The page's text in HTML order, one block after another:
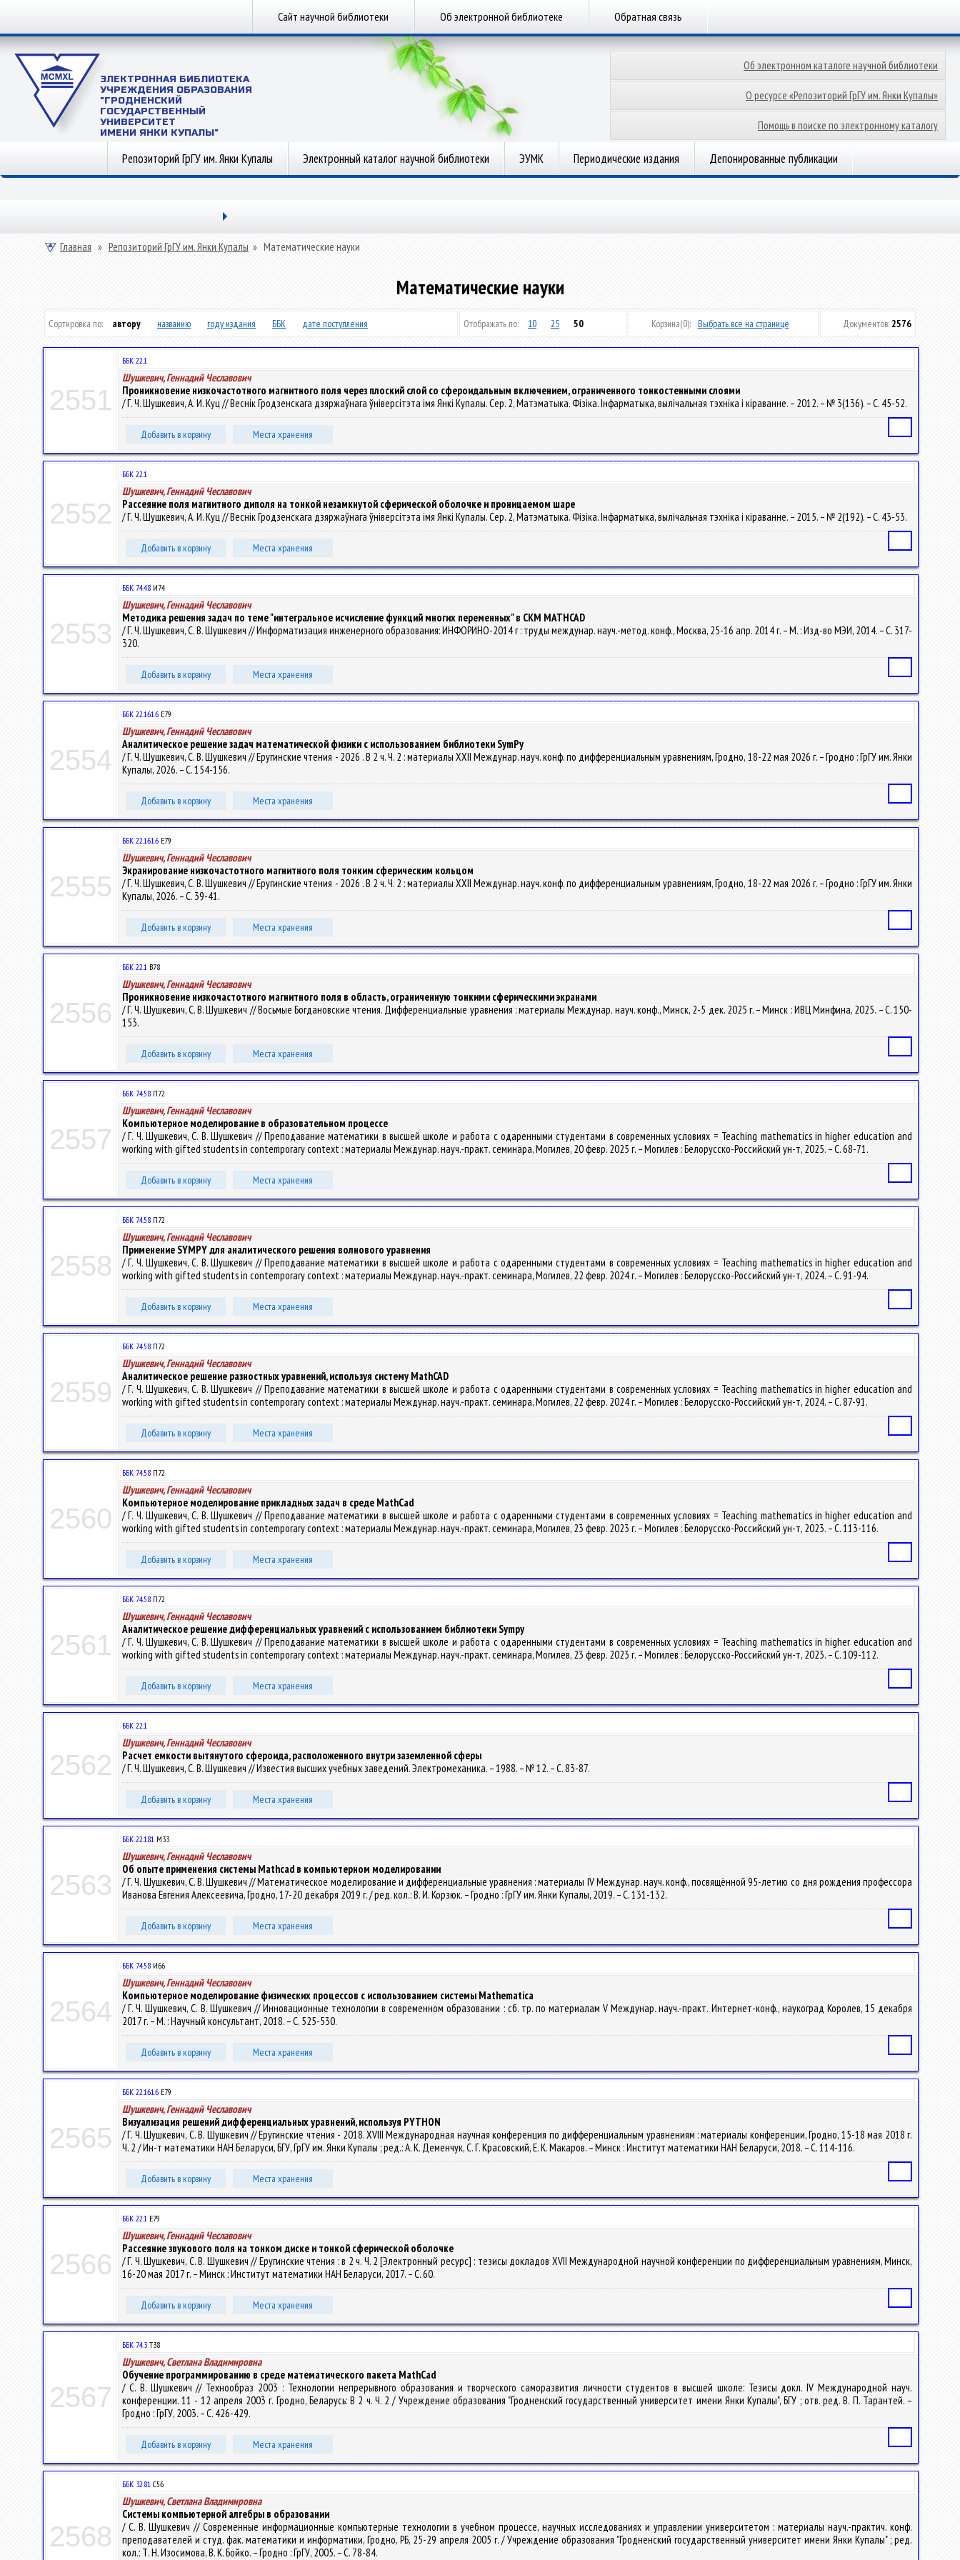
Сайт научной библиотеки Об электронной библиотеке Обратная связь
ЭЛЕКТРОННАЯ БИБЛИОТЕКА
УЧРЕЖДЕНИЯ ОБРАЗОВАНИЯ
"ГРОДНЕНСКИЙ
ГОСУДАРСТВЕННЫЙ
УНИВЕРСИТЕТ
ИМЕНИ ЯНКИ КУПАЛЫ"
Об электронном каталоге научной библиотеки
О ресурсе «Репозиторий ГрГУ им. Янки Купалы»
Помощь в поиске по электронному каталогу
Репозиторий ГрГУ им. Янки Купалы Электронный каталог научной библиотеки ЭУМК Периодические издания Депонированные публикации
Главная » Репозиторий ГрГУ им. Янки Купалы » Математические науки
Математические науки
Сортировка по: автору названию году издания ББК дате поступления Отображать по: 10 25 50 Корзина(0): Выбрать все на странице Документов: 2576
2551
ББК 22.1
Шушкевич, Геннадий Чеславович
Проникновение низкочастотного магнитного поля через плоский слой со сфероидальным включением, ограниченного тонкостенными слоями
/ Г. Ч. Шушкевич, А. И. Куц // Веснік Гродзенскага дзяржаўнага ўніверсітэта імя Янкі Купалы. Сер. 2, Матэматыка. Фізіка. Інфарматыка, вылічальная тэхніка і кіраванне. – 2012. – № 3(136). – С. 45-52.
Добавить в корзину Места хранения
2552
ББК 22.1
Шушкевич, Геннадий Чеславович
Рассеяние поля магнитного диполя на тонкой незамкнутой сферической оболочке и проницаемом шаре
/ Г. Ч. Шушкевич, А. И. Куц // Веснік Гродзенскага дзяржаўнага ўніверсітэта імя Янкі Купалы. Сер. 2, Матэматыка. Фізіка. Інфарматыка, вылічальная тэхніка і кіраванне. – 2015. – № 2(192). – С. 43-53.
Добавить в корзину Места хранения
2553
ББК 74.48 И74
Шушкевич, Геннадий Чеславович
Методика решения задач по теме "интегральное исчисление функций многих переменных" в СКМ MATHCAD
/ Г. Ч. Шушкевич, С. В. Шушкевич // Информатизация инженерного образования: ИНФОРИНО-2014 г : труды междунар. науч.-метод. конф., Москва, 25-16 апр. 2014 г. – М. : Изд-во МЭИ, 2014. – С. 317-
320.
Добавить в корзину Места хранения
2554
ББК 22.161.6 Е79
Шушкевич, Геннадий Чеславович
Аналитическое решение задач математической физики с использованием библиотеки SymРy
/ Г. Ч. Шушкевич, С. В. Шушкевич // Еругинские чтения - 2026 . В 2 ч. Ч. 2 : материалы XXII Междунар. науч. конф. по дифференциальным уравнениям, Гродно, 18-22 мая 2026 г. – Гродно : ГрГУ им. Янки
Купалы, 2026. – С. 154-156.
Добавить в корзину Места хранения
2555
ББК 22.161.6 Е79
Шушкевич, Геннадий Чеславович
Экранирование низкочастотного магнитного поля тонким сферическим кольцом
/ Г. Ч. Шушкевич, С. В. Шушкевич // Еругинские чтения - 2026 . В 2 ч. Ч. 2 : материалы XXII Междунар. науч. конф. по дифференциальным уравнениям, Гродно, 18-22 мая 2026 г. – Гродно : ГрГУ им. Янки
Купалы, 2026. – С. 39-41.
Добавить в корзину Места хранения
2556
ББК 22.1 В78
Шушкевич, Геннадий Чеславович
Проникновение низкочастотного магнитного поля в область, ограниченную тонкими сферическими экранами
/ Г. Ч. Шушкевич, С. В. Шушкевич // Восьмые Богдановские чтения. Дифференциальные уравнения : материалы Междунар. науч. конф., Минск, 2-5 дек. 2025 г. – Минск : ИВЦ Минфина, 2025. – С. 150-
153.
Добавить в корзину Места хранения
2557
ББК 74.58 П72
Шушкевич, Геннадий Чеславович
Компьютерное моделирование в образовательном процессе
/ Г. Ч. Шушкевич, С. В. Шушкевич // Преподавание математики в высшей школе и работа с одаренными студентами в современных условиях = Teaching mathematics in higher education and
working with gifted students in contemporary context : материалы Междунар. науч.-практ. семинара, Могилев, 20 февр. 2025 г. – Могилев : Белорусско-Российский ун-т, 2025. – С. 68-71.
Добавить в корзину Места хранения
2558
ББК 74.58 П72
Шушкевич, Геннадий Чеславович
Применение SYMPY для аналитического решения волнового уравнения
/ Г. Ч. Шушкевич, С. В. Шушкевич // Преподавание математики в высшей школе и работа с одаренными студентами в современных условиях = Teaching mathematics in higher education and
working with gifted students in contemporary context : материалы Междунар. науч.-практ. семинара, Могилев, 22 февр. 2024 г. – Могилев : Белорусско-Российский ун-т, 2024. – С. 91-94.
Добавить в корзину Места хранения
2559
ББК 74.58 П72
Шушкевич, Геннадий Чеславович
Аналитическое решение разностных уравнений, используя систему MathCAD
/ Г. Ч. Шушкевич, С. В. Шушкевич // Преподавание математики в высшей школе и работа с одаренными студентами в современных условиях = Teaching mathematics in higher education and
working with gifted students in contemporary context : материалы Междунар. науч.-практ. семинара, Могилев, 22 февр. 2024 г. – Могилев : Белорусско-Российский ун-т, 2024. – С. 87-91.
Добавить в корзину Места хранения
2560
ББК 74.58 П72
Шушкевич, Геннадий Чеславович
Компьютерное моделирование прикладных задач в среде MathCad
/ Г. Ч. Шушкевич, С. В. Шушкевич // Преподавание математики в высшей школе и работа с одаренными студентами в современных условиях = Teaching mathematics in higher education and
working with gifted students in contemporary context : материалы Междунар. науч.-практ. семинара, Могилев, 23 февр. 2023 г. – Могилев : Белорусско-Российский ун-т, 2023. – С. 113-116.
Добавить в корзину Места хранения
2561
ББК 74.58 П72
Шушкевич, Геннадий Чеславович
Аналитическое решение дифференциальных уравнений с использованием библиотеки Sympy
/ Г. Ч. Шушкевич, С. В. Шушкевич // Преподавание математики в высшей школе и работа с одаренными студентами в современных условиях = Teaching mathematics in higher education and
working with gifted students in contemporary context : материалы Междунар. науч.-практ. семинара, Могилев, 23 февр. 2023 г. – Могилев : Белорусско-Российский ун-т, 2023. – С. 109-112.
Добавить в корзину Места хранения
2562
ББК 22.1
Шушкевич, Геннадий Чеславович
Расчет емкости вытянутого сфероида, расположенного внутри заземленной сферы
/ Г. Ч. Шушкевич, С. В. Шушкевич // Известия высших учебных заведений. Электромеханика. – 1988. – № 12. – С. 83-87.
Добавить в корзину Места хранения
2563
ББК 22.181 М33
Шушкевич, Геннадий Чеславович
Об опыте применения системы Mathcad в компьютерном моделировании
/ Г. Ч. Шушкевич, С. В. Шушкевич // Математическое моделирование и дифференциальные уравнения : материалы IV Междунар. науч. конф., посвящённой 95-летию со дня рождения профессора
Иванова Евгения Алексеевича, Гродно, 17-20 декабря 2019 г. / ред. кол.: В. И. Корзюк. – Гродно : ГрГУ им. Янки Купалы, 2019. – С. 131-132.
Добавить в корзину Места хранения
2564
ББК 74.58 И66
Шушкевич, Геннадий Чеславович
Компьютерное моделирование физических процессов с использованием системы Mathematica
/ Г. Ч. Шушкевич, С. В. Шушкевич // Инновационные технологии в современном образовании : сб. тр. по материалам V Междунар. науч.-практ. Интернет-конф., наукоград Королев, 15 декабря
2017 г. – М. : Научный консультант, 2018. – С. 525-530.
Добавить в корзину Места хранения
2565
ББК 22.161.6 Е79
Шушкевич, Геннадий Чеславович
Визуализация решений дифференциальных уравнений, используя PYTHON
/ Г. Ч. Шушкевич, С. В. Шушкевич // Еругинские чтения - 2018. XVIII Международная научная конференция по дифференциальным уравнениям : материалы конференции, Гродно, 15-18 мая 2018 г.
Ч. 2 / Ин-т математики НАН Беларуси, БГУ, ГрГУ им. Янки Купалы ; ред.: А. К. Деменчук, С. Г. Красовский, Е. К. Макаров. – Минск : Институт математики НАН Беларуси, 2018. – С. 114-116.
Добавить в корзину Места хранения
2566
ББК 22.1 Е79
Шушкевич, Геннадий Чеславович
Рассеяние звукового поля на тонком диске и тонкой сферической оболочке
/ Г. Ч. Шушкевич, С. В. Шушкевич // Еругинские чтения : в 2 ч. Ч. 2 [Электронный ресурс] : тезисы докладов XVII Международной научной конференции по дифференциальным уравнениям, Минск,
16-20 мая 2017 г. – Минск : Институт математики НАН Беларуси, 2017. – С. 60.
Добавить в корзину Места хранения
2567
ББК 74.3 Т38
Шушкевич, Светлана Владимировна
Обучение программированию в среде математического пакета MathCad
/ С. В. Шушкевич // Технообраз 2003 : Технологии непрерывного образования и творческого саморазвития личности студентов в высшей школе: Тезисы докл. IV Международной науч.
конференции. 11 - 12 апреля 2003 г. Гродно, Беларусь: В 2 ч. Ч. 2 / Учреждение образования "Гродненский государственный университет имени Янки Купалы", БГУ ; отв. ред. В. П. Тарантей. –
Гродно : ГрГУ, 2003. – С. 426-429.
Добавить в корзину Места хранения
2568
ББК 32.81 С56
Шушкевич, Светлана Владимировна
Системы компьютерной алгебры в образовании
/ С. В. Шушкевич // Современные информационные компьютерные технологии в учебном процессе, научных исследованиях и управлении университетом : материалы науч.-практич. конф.
преподавателей и студ. фак. математики и информатики, Гродно, РБ, 25-29 апреля 2005 г. / Учреждение образования "Гродненский государственный университет имени Янки Купалы" ; ред.
кол.: Т. Н. Изосимова, В. К. Бойко. – Гродно : ГрГУ, 2005. – С. 78-84.